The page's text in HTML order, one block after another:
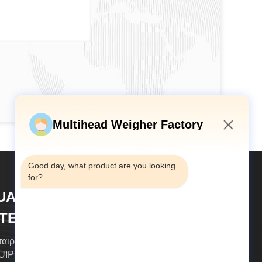
TOUPACK
EQUIPMENT CO.,
GUANGDONG TOUPACK INTELLIGENT
CO., LTD. (TOUPACK) ιδρύθηκε το
Multihead Weigher Factory
Good day, what product are you looking
for?